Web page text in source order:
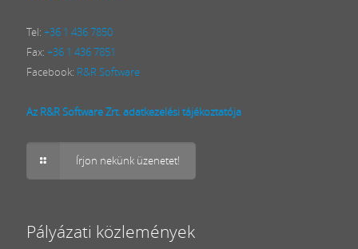
Tel: +36 1 436 7850
Fax: +36 1 436 7851
Facebook: R&R Software
Az R&R Software Zrt. adatkezelési tájékoztatója
Írjon nekünk üzenetet!
Pályázati közlemények